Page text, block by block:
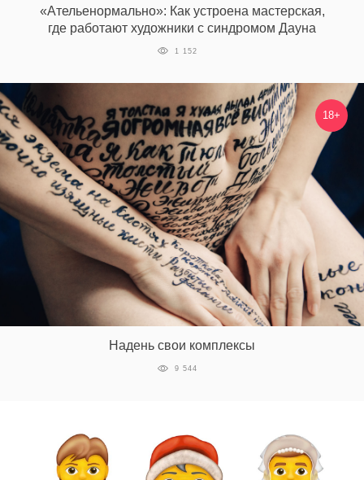
«Ательенормально»: Как устроена мастерская,
где работают художники с синдромом Дауна
1 152
18+
Надень свои комплексы
9 544